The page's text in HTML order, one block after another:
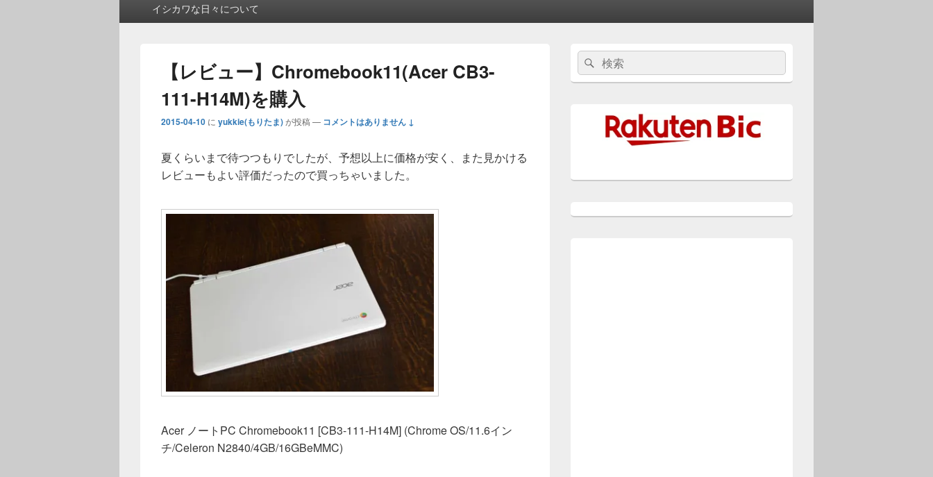
イシカワな日々について
【レビュー】Chromebook11(Acer CB3-
111-H14M)を購入
2015-04-10 に yukkie(もりたま)が投稿 — コメントはありません ↓
夏くらいまで待つつもりでしたが、予想以上に価格が安く、また見かける
レビューもよい評価だったので買っちゃいました。
Acer ノートPC Chromebook11 [CB3-111-H14M] (Chrome OS/11.6イン
チ/Celeron N2840/4GB/16GBeMMC)
メ
ン
サ
ト
検
索:
検
索